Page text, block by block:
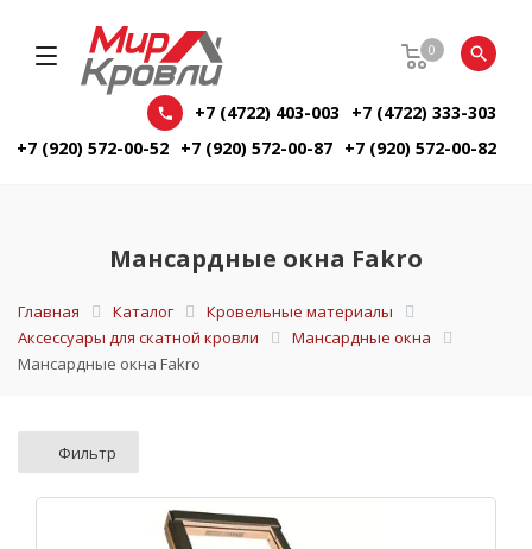
0
+7 (4722) 403-003
+7 (4722) 333-303
+7 (920) 572-00-52 +7 (920) 572-00-87 +7 (920) 572-00-82
Мансардные окна Fakro
Главная Каталог
Кровельные материалы
Аксессуары для скатной кровли
Мансардные окна
Мансардные окна Fakro
Фильтр